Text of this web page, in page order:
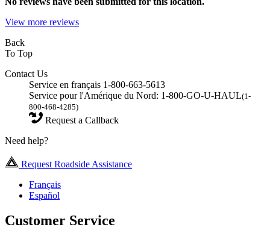
View more reviews
Back
To Top
Contact Us
Service en français 1-800-663-5613
Service pour l'Amérique du Nord: 1-800-GO-U-HAUL(1-
800-468-4285)
Request a Callback
Need help?
Request Roadside Assistance
Français
Español
Customer Service